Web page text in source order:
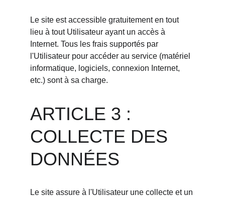
Le site est accessible gratuitement en tout
lieu à tout Utilisateur ayant un accès à
Internet. Tous les frais supportés par
l'Utilisateur pour accéder au service (matériel
informatique, logiciels, connexion Internet,
etc.) sont à sa charge.
ARTICLE 3 :
COLLECTE DES
DONNÉES
Le site assure à l'Utilisateur une collecte et un